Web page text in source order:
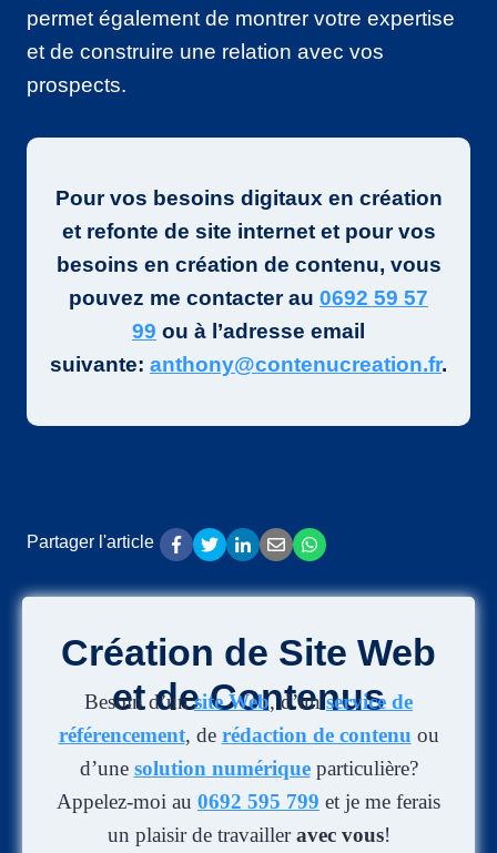
permet également de montrer votre expertise
et de construire une relation avec vos
prospects.
Pour vos besoins digitaux en création
et refonte de site internet et pour vos
besoins en création de contenu, vous
pouvez me contacter au 0692 59 57
99 ou à l’adresse email
suivante: anthony@contenucreation.fr.
Partager l'article
Création de Site Web
et de Contenus
Besoin d’unsite Web, d’unservice de
référencement, de rédaction de contenu ou
d’une solution numériqueparticulière?
Appelez-moi au 0692 595 799 et je me ferais
un plaisir de travailleravec vous!